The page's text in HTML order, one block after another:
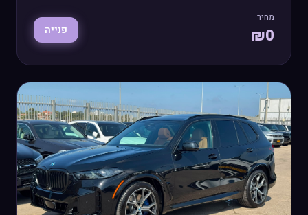
מחיר
₪0 פנייה